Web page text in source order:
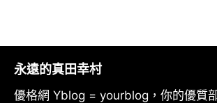
永遠的真田幸村
優格網 Yblog = yourblog，你的優質